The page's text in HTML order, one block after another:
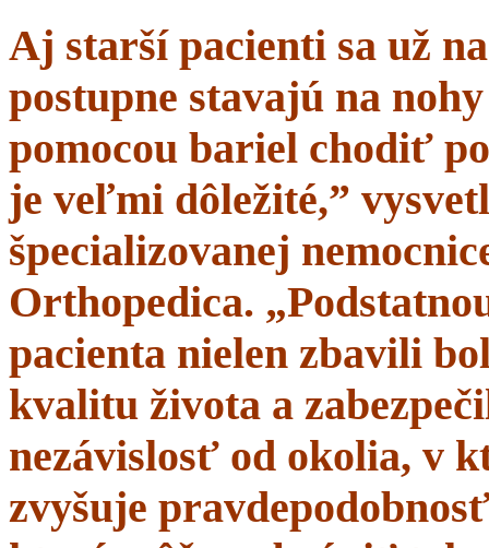
Aj starší pacienti sa už
postupne stavajú na
pomocou bariel chodiť
je veľmi dôležité,”
špecializovanej
Orthopedica.
pacienta nielen zbavili
kvalitu života a
nezávislosť od okolia, v
zvyšuje